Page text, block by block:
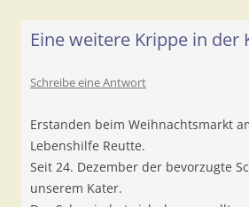
Eine weitere Krippe in der
Schreibe eine Antwort
Erstanden beim Weihnachtsmarkt
Lebenshilfe Reutte.
Seit 24. Dezember der bevorzugte
unserem Kater.